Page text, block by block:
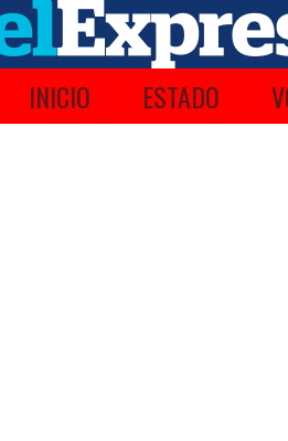
INICIO ESTADO